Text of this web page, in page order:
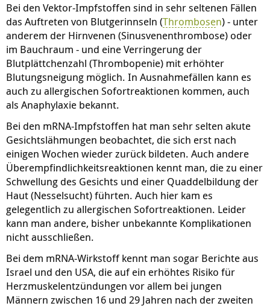
Bei den Vektor-Impfstoffen sind in sehr seltenen Fällen
das Auftreten von Blutgerinnseln (Thrombosen) - unter
anderem der Hirnvenen (Sinusvenenthrombose) oder
im Bauchraum - und eine Verringerung der
Blutplättchenzahl (Thrombopenie) mit erhöhter
Blutungsneigung möglich. In Ausnahmefällen kann es
auch zu allergischen Sofortreaktionen kommen, auch
als Anaphylaxie bekannt.
Bei den mRNA-Impfstoffen hat man sehr selten akute
Gesichtslähmungen beobachtet, die sich erst nach
einigen Wochen wieder zurück bildeten. Auch andere
Überempfindlichkeitsreaktionen kennt man, die zu einer
Schwellung des Gesichts und einer Quaddelbildung der
Haut (Nesselsucht) führten. Auch hier kam es
gelegentlich zu allergischen Sofortreaktionen. Leider
kann man andere, bisher unbekannte Komplikationen
nicht ausschließen.
Bei dem mRNA-Wirkstoff kennt man sogar Berichte aus
Israel und den USA, die auf ein erhöhtes Risiko für
Herzmuskelentzündungen vor allem bei jungen
Männern zwischen 16 und 29 Jahren nach der zweiten